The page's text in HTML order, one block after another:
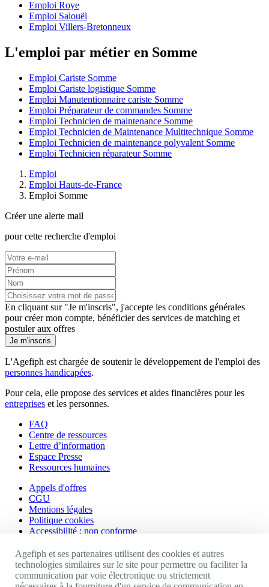
Emploi Roye
Emploi Salouël
Emploi Villers-Bretonneux
L'emploi par métier en Somme
Emploi Cariste Somme
Emploi Cariste logistique Somme
Emploi Manutentionnaire cariste Somme
Emploi Préparateur de commandes Somme
Emploi Technicien de maintenance Somme
Emploi Technicien de Maintenance Multitechnique Somme
Emploi Technicien de maintenance polyvalent Somme
Emploi Technicien réparateur Somme
Emploi
Emploi Hauts-de-France
Emploi Somme
Créer une alerte mail
pour cette recherche d'emploi
En cliquant sur "Je m'inscris", j'accepte les conditions générales
pour créer mon compte, bénéficier des services de matching et
postuler aux offres
Je m'inscris
L'Agefiph est chargée de soutenir le développement de l'emploi des
personnes handicapées.
Pour cela, elle propose des services et aides financières pour les
entreprises et les personnes.
FAQ
Centre de ressources
Lettre d’information
Espace Presse
Ressources humaines
Appels d'offres
CGU
Mentions légales
Politique cookies
Accessibilité : non conforme
Nos autres sites
Site portail Agefiph
Agefiph et ses partenaires utilisent des cookies et autres
technologies similaires sur le site pour permettre ou faciliter la
communication par voie électronique ou strictement